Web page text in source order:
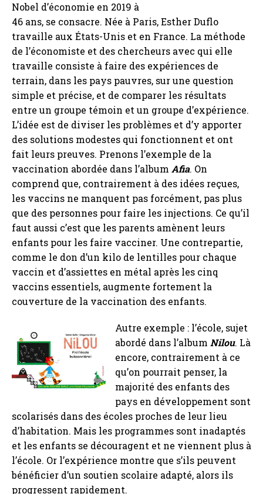
Nobel d’économie en 2019 à
46 ans, se consacre. Née à Paris,Esther Duflo
travaille aux États-Unis et en France. La méthode
de l’économiste et des chercheurs avec qui elle
travaille consiste à faire des expériences de
terrain, dans les pays pauvres, sur une question
simple et précise, et de comparer les résultats
entre un groupe témoin et un groupe d’expérience.
L’idée est de diviser les problèmes et d’y apporter
des solutions modestes qui fonctionnent et ont
fait leurs preuves. Prenons l’exemple de la
vaccination abordée dans l’album Afia. On
comprend que, contrairement à des idées reçues,
les vaccins ne manquent pas forcément, pas plus
que des personnes pour faire les injections. Ce qu’il
faut aussi c’est que les parents amènent leurs
enfants pour les faire vacciner. Une contrepartie,
comme le don d’un kilo de lentilles pour chaque
vaccin et d’assiettes en métal après les cinq
vaccins essentiels, augmente fortement la
couverture de la vaccination des enfants.
Autre exemple : l’école, sujet
abordé dans l’album Nilou. Là
encore, contrairement à ce
qu’on pourrait penser, la
majorité des enfants des
pays en développement sont
scolarisés dans des écoles proches de leur lieu
d’habitation. Mais les programmes sont inadaptés
et les enfants se découragent et ne viennent plus à
l’école. Or l’expérience montre que s’ils peuvent
bénéficier d’un soutien scolaire adapté, alors ils
progressent rapidement.